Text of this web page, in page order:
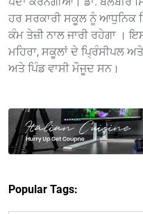
ਹਰ ਸਰਕਾਰੀ ਸਕੂਲ ਨੂੰ ਆਧੁਨਿਕ
ਕੰਮ ਤੇਜ਼ੀ ਨਾਲ ਜਾਰੀ ਰਹੇਗਾ ।
ਮਹਿਰਾ, ਸਕੂਲਾਂ ਦੇ ਪ੍ਰਿੰਸੀਪਲ
ਅਤੇ ਪਿੰਡ ਵਾਸੀ ਮੌਜੂਦ ਸਨ।
Popular Tags: